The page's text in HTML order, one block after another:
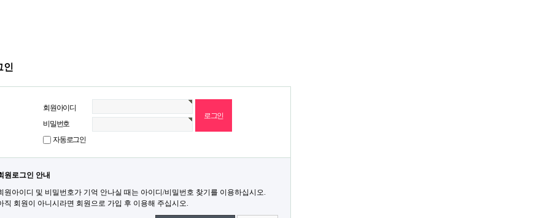
인
회원아이디
비밀번호
자동로그인
원로그인 안내
원아이디 및 비밀번호가 기억 안나실 때는 아이디/비밀번호 찾기를 이용하십시오.
직 회원이 아니시라면 회원으로 가입 후 이용해 주십시오.